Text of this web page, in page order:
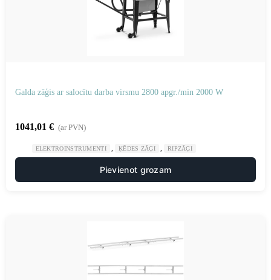
Galda zāģis ar salocītu darba virsmu 2800 apgr./min 2000 W
1041,01 € (ar PVN)
ELEKTROINSTRUMENTI ĶĒDES ZĀĢI RIPZĀĢI
Pievienot grozam